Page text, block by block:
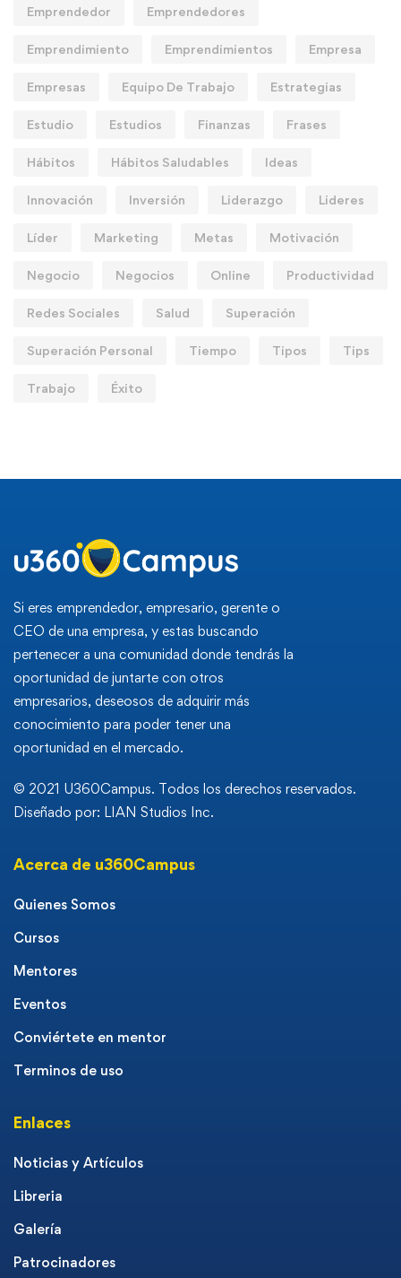
Emprendedor Emprendedores
Emprendimiento Emprendimientos Empresa
Empresas Equipo De Trabajo Estrategias
Estudio Estudios Finanzas Frases
Hábitos Hábitos Saludables Ideas
Innovación Inversión Liderazgo Lideres
Líder Marketing Metas Motivación
Negocio Negocios Online Productividad
Redes Sociales Salud Superación
Superación Personal Tiempo Tipos Tips
Trabajo Éxito
Si eres emprendedor, empresario, gerente o
CEO de una empresa, y estas buscando
pertenecer a una comunidad donde tendrás la
oportunidad de juntarte con otros
empresarios, deseosos de adquirir más
conocimiento para poder tener una
oportunidad en el mercado.
© 2021 U360Campus. Todos los derechos reservados.
Diseñado por: LIAN Studios Inc.
Acerca de u360Campus
Quienes Somos
Cursos
Mentores
Eventos
Conviértete en mentor
Terminos de uso
Enlaces
Noticias y Artículos
Libreria
Galería
Patrocinadores